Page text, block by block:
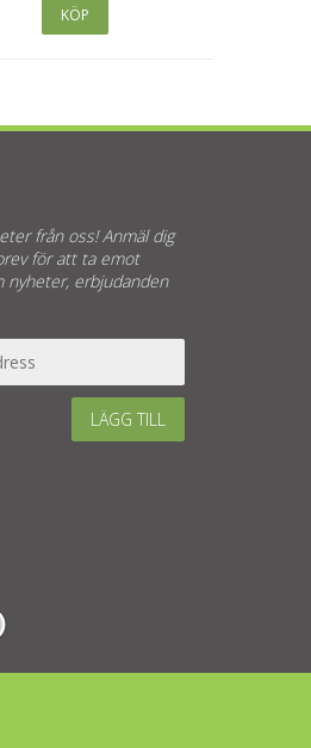
KÖP
från oss! Anmäl dig
för att ta emot
nyheter, erbjudanden
LÄGG TILL